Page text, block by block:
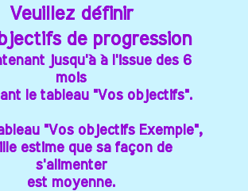
Veuillez définir
de progression
jusqu'à à l'issue des 6
mois
le tableau "Vos objectifs".
"Vos objectifs Exemple",
estime que sa façon de
s'alimenter
est moyenne.
Veuillez définir
de progression
jusqu'à à l'issue des 6
mois
le tableau "Vos objectifs".
"Vos objectifs Exemple",
estime que sa façon de
s'alimenter
est moyenne.